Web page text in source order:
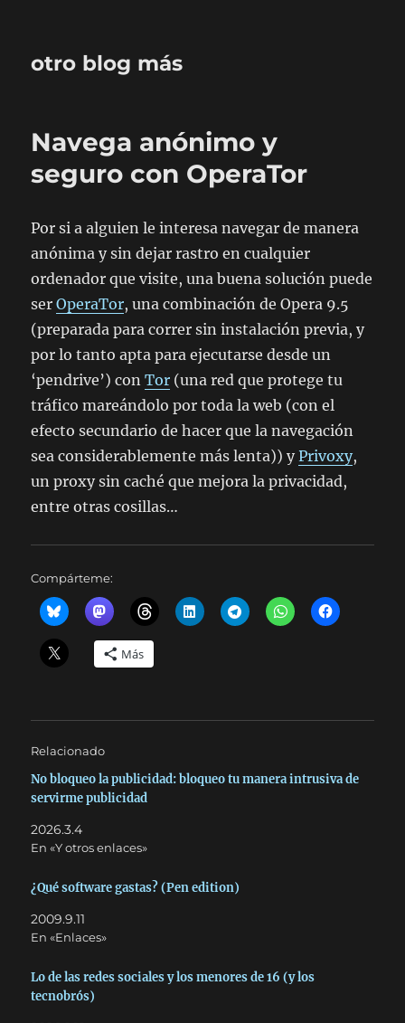
otro blog más
Navega anónimo y
seguro con OperaTor
Por si a alguien le interesa navegar de manera
anónima y sin dejar rastro en cualquier
ordenador que visite, una buena solución puede
serOperaTor, una combinación de Opera 9.5
(preparada para correr sin instalación previa, y
por lo tanto apta para ejecutarse desde un
‘pendrive’) conTor (una red que protege tu
tráfico mareándolo por toda la web (con el
efecto secundario de hacer que la navegación
sea considerablemente más lenta)) yPrivoxy,
un proxy sin caché que mejora la privacidad,
entre otras cosillas…
Compárteme:
Más
Relacionado
No bloqueo la publicidad: bloqueo tu manera intrusiva de
servirme publicidad
2026.3.4
En «Y otros enlaces»
¿Qué software gastas? (Pen edition)
2009.9.11
En «Enlaces»
Lo de las redes sociales y los menores de 16 (y los
tecnobrós)